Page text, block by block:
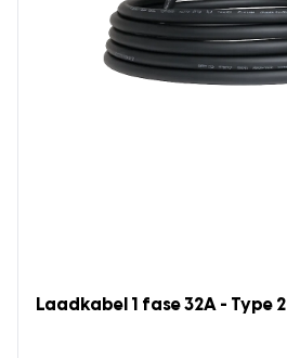
Laadkabel 1 fase 32A - Type 2